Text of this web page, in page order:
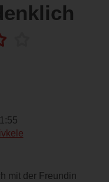
mit der Freundin